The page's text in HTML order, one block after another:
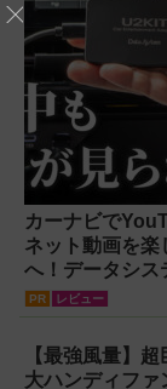
カーナビで
ネット動画を楽
へ！データシス
『U2KIT』がド
PR レビュー
【最強風量】超
大ハンディファ